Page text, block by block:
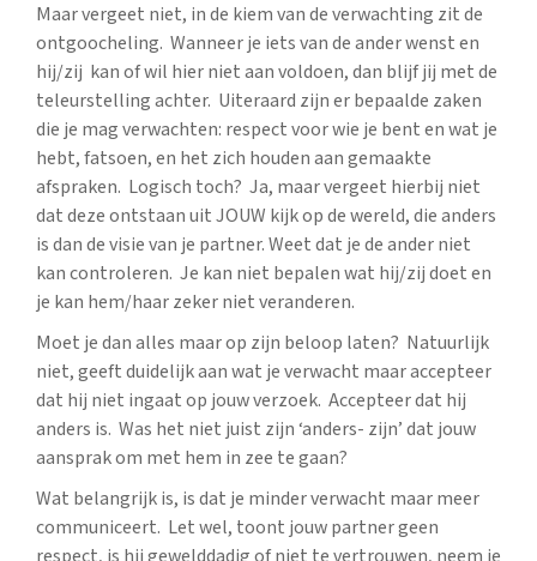
Maar vergeet niet, in de kiem van de verwachting zit de
ontgoocheling. Wanneer je iets van de ander wenst en
hij/zij kan of wil hier niet aan voldoen, dan blijf jij met de
teleurstelling achter. Uiteraard zijn er bepaalde zaken
die je mag verwachten: respect voor wie je bent en wat je
hebt, fatsoen, en het zich houden aan gemaakte
afspraken. Logisch toch? Ja, maar vergeet hierbij niet
dat deze ontstaan uit JOUW kijk op de wereld, die anders
is dan de visie van je partner. Weet dat je de ander niet
kan controleren. Je kan niet bepalen wat hij/zij doet en
je kan hem/haar zeker niet veranderen.
Moet je dan alles maar op zijn beloop laten? Natuurlijk
niet, geeft duidelijk aan wat je verwacht maar accepteer
dat hij niet ingaat op jouw verzoek. Accepteer dat hij
anders is. Was het niet juist zijn ‘anders- zijn’ dat jouw
aansprak om met hem in zee te gaan?
Wat belangrijk is, is dat je minder verwacht maar meer
communiceert. Let wel, toont jouw partner geen